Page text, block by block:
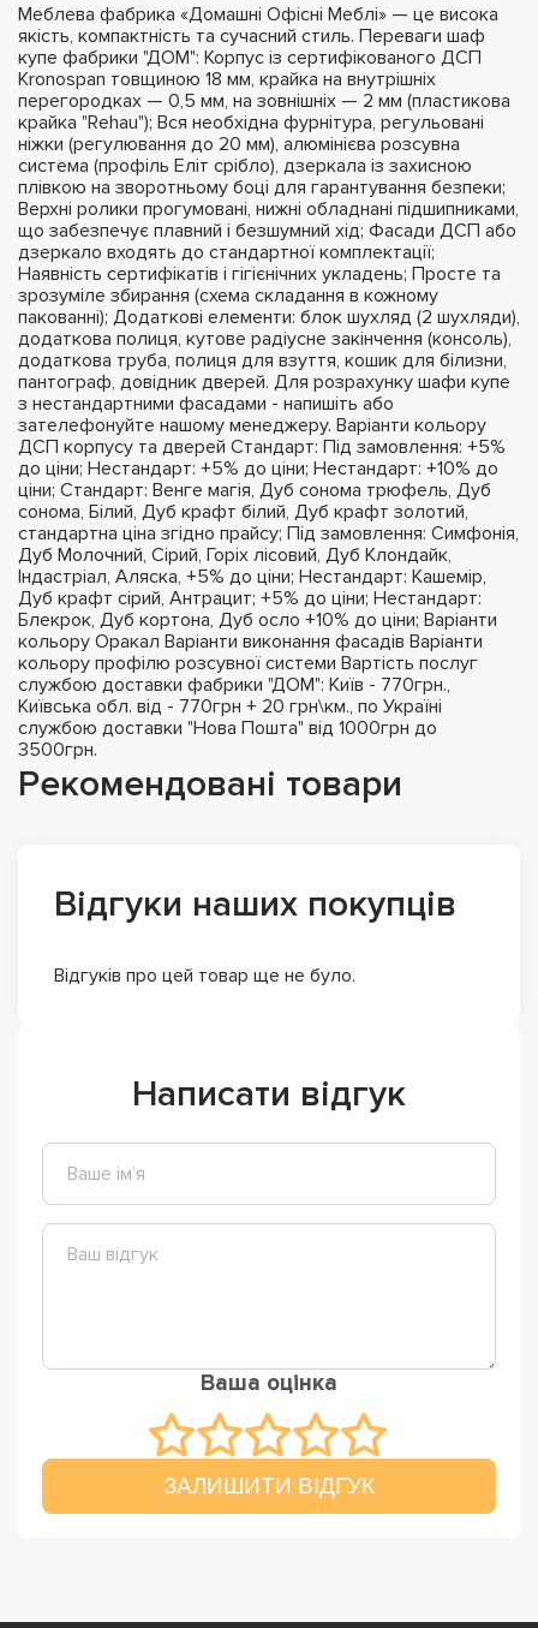
Меблева фабрика «Домашні Офісні Меблі» — це висока
якість, компактність та сучасний стиль. Переваги шаф
купе фабрики "ДОМ": Корпус із сертифікованого ДСП
Kronospan товщиною 18 мм, крайка на внутрішніх
перегородках — 0,5 мм, на зовнішніх — 2 мм (пластикова
крайка "Rehau"); Вся необхідна фурнітура, регульовані
ніжки (регулювання до 20 мм), алюмінієва розсувна
система (профіль Еліт срібло), дзеркала із захисною
плівкою на зворотньому боці для гарантування безпеки;
Верхні ролики прогумовані, нижні обладнані підшипниками,
що забезпечує плавний і безшумний хід; Фасади ДСП або
дзеркало входять до стандартної комплектації;
Наявність сертифікатів і гігієнічних укладень; Просте та
зрозуміле збирання (схема складання в кожному
пакованні); Додаткові елементи: блок шухляд (2 шухляди),
додаткова полиця, кутове радіусне закінчення (консоль),
додаткова труба, полиця для взуття, кошик для білизни,
пантограф, довідник дверей. Для розрахунку шафи купе
з нестандартними фасадами - напишіть або
зателефонуйте нашому менеджеру. Варіанти кольору
ДСП корпусу та дверей Стандарт: Під замовлення: +5%
до ціни; Нестандарт: +5% до ціни; Нестандарт: +10% до
ціни; Стандарт: Венге магія, Дуб сонома трюфель, Дуб
сонома, Білий, Дуб крафт білий, Дуб крафт золотий,
стандартна ціна згідно прайсу; Під замовлення: Симфонія,
Дуб Молочний, Сірий, Горіх лісовий, Дуб Клондайк,
Індастріал, Аляска, +5% до ціни; Нестандарт: Кашемір,
Дуб крафт сірий, Антрацит; +5% до ціни; Нестандарт:
Блекрок, Дуб кортона, Дуб осло +10% до ціни; Варіанти
кольору Оракал Варіанти виконання фасадів Варіанти
кольору профілю розсувної системи Вартість послуг
службою доставки фабрики "ДОМ": Київ - 770грн.,
Київська обл. від - 770грн + 20 грн\км., по Україні
службою доставки "Нова Пошта" від 1000грн до
3500грн.
Рекомендовані товари
Відгуки наших покупців
Відгуків про цей товар ще не було.
Написати відгук
Ваша оцінка
ЗАЛИШИТИ ВІДГУК